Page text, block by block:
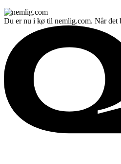
Du er nu i kø til nemlig.com. Når det